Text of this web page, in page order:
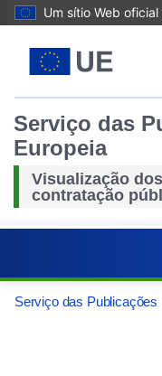
Um sítio Web oficial
Serviço das
Europeia
Visualização
contratação
Serviço das Publicações